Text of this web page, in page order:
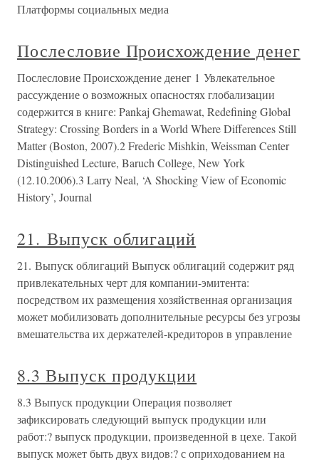
Платформы социальных медиа
Послесловие Происхождение денег
Послесловие Происхождение денег 1 Увлекательное
рассуждение о возможных опасностях глобализации
содержится в книге: Pankaj Ghemawat, Redefining Global
Strategy: Crossing Borders in a World Where Differences Still
Matter (Boston, 2007).2 Frederic Mishkin, Weissman Center
Distinguished Lecture, Baruch College, New York
(12.10.2006).3 Larry Neal, ‘A Shocking View of Economic
History’, Journal
21. Выпуск облигаций
21. Выпуск облигаций Выпуск облигаций содержит ряд
привлекательных черт для компании-эмитента:
посредством их размещения хозяйственная организация
может мобилизовать дополнительные ресурсы без угрозы
вмешательства их держателей-кредиторов в управление
8.3 Выпуск продукции
8.3 Выпуск продукции Операция позволяет
зафиксировать следующий выпуск продукции или
работ:? выпуск продукции, произведенной в цехе. Такой
выпуск может быть двух видов:? с оприходованием на